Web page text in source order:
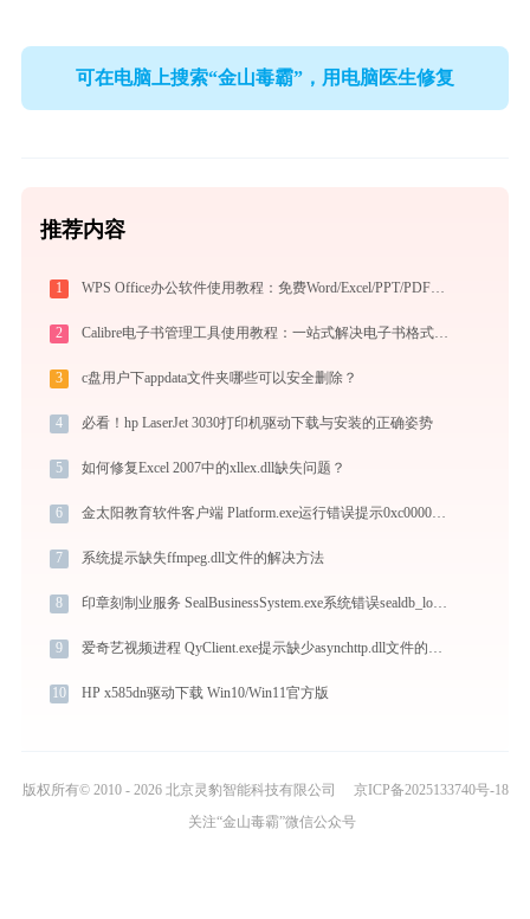
可在电脑上搜索“金山毒霸”，用电脑医生修复
推荐内容
1 WPS Office办公软件使用教程：免费Word/Excel/PPT/PDF一站式高效办公套件
2 Calibre电子书管理工具使用教程：一站式解决电子书格式转换、元数据管理与设备同步
3 c盘用户下appdata文件夹哪些可以安全删除？
4 必看！hp LaserJet 3030打印机驱动下载与安装的正确姿势
5 如何修复Excel 2007中的xllex.dll缺失问题？
6 金太阳教育软件客户端 Platform.exe运行错误提示0xc0000025的解决办法
7 系统提示缺失ffmpeg.dll文件的解决方法
8 印章刻制业服务 SealBusinessSystem.exe系统错误sealdb_local.dll丢失如何解决
9 爱奇艺视频进程 QyClient.exe提示缺少asynchttp.dll文件的解决办法
10 HP x585dn驱动下载 Win10/Win11官方版
版权所有© 2010 - 2026 北京灵豹智能科技有限公司
京ICP备2025133740号-18
关注“金山毒霸”微信公众号